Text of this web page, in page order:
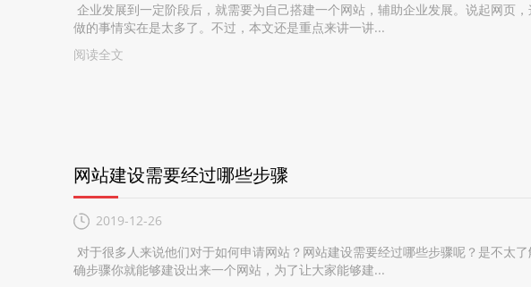
企业发展到一定阶段后，就需要为自己搭建一个网站，辅助企业发展。说起网页
做的事情实在是太多了。不过，本文还是重点来讲一讲...
阅读全文
网站建设需要经过哪些步骤
2019-12-26
对于很多人来说他们对于如何申请网站？网站建设需要经过哪些步骤呢？是不太
确步骤你就能够建设出来一个网站，为了让大家能够建...